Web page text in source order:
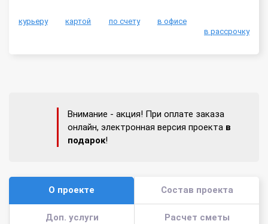
курьеру картой по счету
в офисе
в рассрочку
Внимание - акция! При оплате заказа
онлайн, электронная версия проекта в
подарок!
О проекте Состав проекта
Доп. услуги Расчет сметы